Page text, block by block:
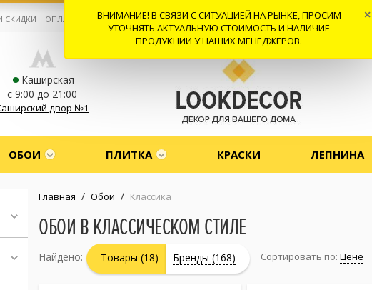
СКИДКИ ОПЛАТА И ДОСТАВКА СОТРУДНИЧЕСТВО КОНТАКТЫ ОТЗЫВЫ
Каширская
с 9:00 до 21:00
двор №1
ОБОИ ПЛИТКА КРАСКИ ЛЕПНИНА
Главная / Обои / Классика
ОБОИ В КЛАССИЧЕСКОМ СТИЛЕ
Сортировать по: Цене
Найдено: Товары (18) Бренды (168)
ВНИМАНИЕ! В СВЯЗИ С СИТУАЦИЕЙ НА РЫНКЕ, ПРОСИМ
УТОЧНЯТЬ АКТУАЛЬНУЮ СТОИМОСТЬ И НАЛИЧИЕ
ПРОДУКЦИИ У НАШИХ МЕНЕДЖЕРОВ.
×